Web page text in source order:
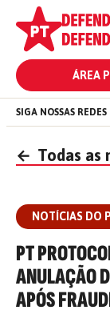
ÁREA
SIGA NOSSAS REDES
← Todas as
NOTÍCIAS DO
PT
ANULAÇÃO
APÓS